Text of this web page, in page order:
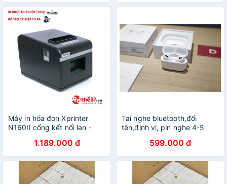
Máy in hóa đơn Xprinter
N160II cổng kết nối lan -
cuộn giấy in1.189.000 đ
Tai nghe bluetooth,đổi
tên,định vị, pin nghe 4-5
599.000 đ